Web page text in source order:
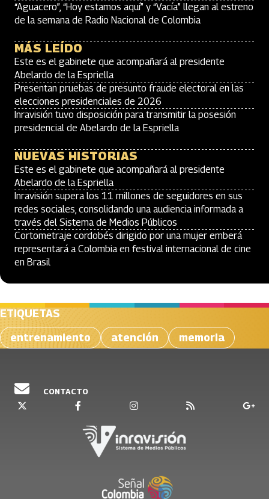
“Aguacero”, “Hoy estamos aquí” y “Vacía” llegan al estreno
de la semana de Radio Nacional de Colombia
MÁS LEÍDO
Este es el gabinete que acompañará al presidente
Abelardo de la Espriella
Presentan pruebas de presunto fraude electoral en las
elecciones presidenciales de 2026
Inravisión tuvo disposición para transmitir la posesión
presidencial de Abelardo de la Espriella
NUEVAS HISTORIAS
Este es el gabinete que acompañará al presidente
Abelardo de la Espriella
Inravisión supera los 11 millones de seguidores en sus
redes sociales, consolidando una audiencia informada a
través del Sistema de Medios Públicos
Cortometraje cordobés dirigido por una mujer emberá
representará a Colombia en festival internacional de cine
en Brasil
ETIQUETAS
entrenamiento
atención memoria
CONTACTO